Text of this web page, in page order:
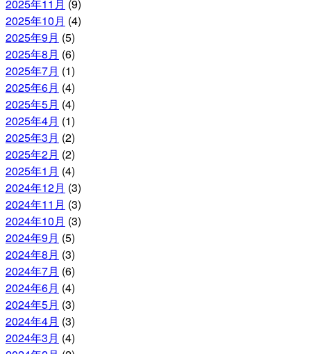
2025年11月 (9)
2025年10月 (4)
2025年9月 (5)
2025年8月 (6)
2025年7月 (1)
2025年6月 (4)
2025年5月 (4)
2025年4月 (1)
2025年3月 (2)
2025年2月 (2)
2025年1月 (4)
2024年12月 (3)
2024年11月 (3)
2024年10月 (3)
2024年9月 (5)
2024年8月 (3)
2024年7月 (6)
2024年6月 (4)
2024年5月 (3)
2024年4月 (3)
2024年3月 (4)